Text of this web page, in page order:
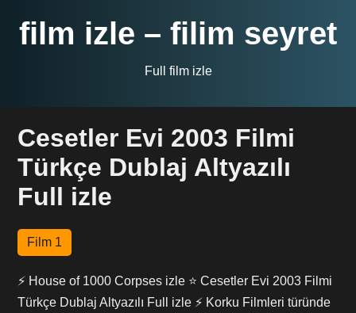
film izle – filim seyret
Full film izle
Cesetler Evi 2003 Filmi
Türkçe Dublaj Altyazılı
Full izle
Film 1
⚡ House of 1000 Corpses izle ⭐ Cesetler Evi 2003 Filmi
Türkçe Dublaj Altyazılı Full izle ⚡ Korku Filmleri türünde